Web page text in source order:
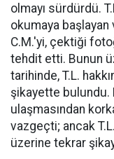
olmayı sürdürdü.
okumaya
C.M.'yi, çektiği
tehdit etti. Bunun
tarihinde, T.L.
şikayette bulundu.
ulaşmasından
vazgeçti; ancak
üzerine tekrar